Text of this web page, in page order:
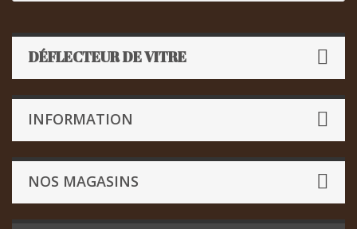
DÉFLECTEUR DE VITRE
INFORMATION
NOS MAGASINS